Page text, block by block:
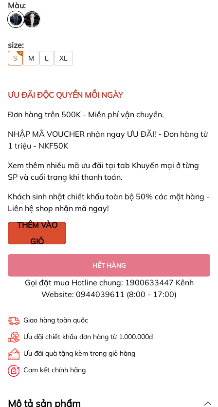
Màu:
size:
S M L XL
ƯU ĐÃI ĐỘC QUYỀN MỖI NGÀY
Đơn hàng trên 500K - Miễn phí vận chuyển.
NHẬP MÃ VOUCHER nhận ngay ƯU ĐÃI! - Đơn hàng từ
1 triệu - NKF50K
Xem thêm nhiều mã ưu đãi tại tab Khuyến mại ở từng
SP và cuối trang khi thanh toán.
Khách sinh nhật chiết khấu toàn bộ 50% các mặt hàng -
Liên hệ shop nhận mã ngay!
THÊM VÀO
GIỎ
HẾT HÀNG
Gọi đặt mua Hotline chung: 1900633447 Kênh
Website: 0944039611 (8:00 - 17:00)
Giao hàng toàn quốc
Ưu đãi chiết khấu đơn hàng từ 1.000.000đ
Ưu đãi quà tặng kèm trong giỏ hàng
Cam kết chính hãng
Mô tả sản phẩm